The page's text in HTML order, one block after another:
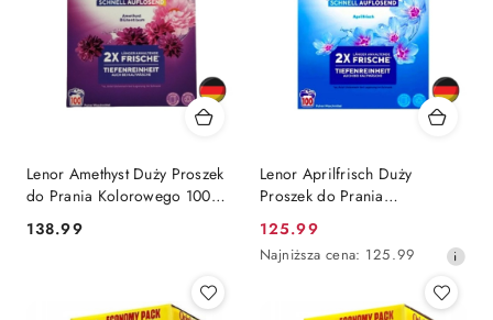
Lenor Amethyst Duży Proszek
do Prania Kolorowego 100
prań (Niemcy)
Cena:
138.99
Lenor Aprilfrisch Duży
Proszek do Prania
Uniwersalny 100 prań
(Niemcy)
Cena
promocyjna:
125.99
Najniższa
Najniższa cena: 125.99